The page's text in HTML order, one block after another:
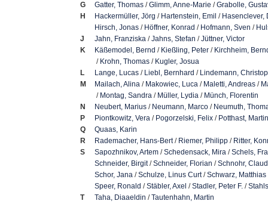
G
Gatter, Thomas /Glimm, Anne-Marie /Grabolle,
H
Hackermüller, Jörg / Hartenstein, Emil / Hasenclever,
Hirsch, Jonas / Höffner, Konrad / Hofmann, Sven /
J
Jahn, Franziska /Jahns, Stefan /Jüttner, Victor
K
Käßemodel, Bernd / Kießling, Peter / Kirchheim,
/ Krohn, Thomas / Kugler, Josua
L
Lange, Lucas / Liebl, Bernhard / Lindemann,
M
Mailach, Alina / Makowiec, Luca / Maletti, Andreas /
/ Montag, Sandra / Müller, Lydia / Münch, Florentin
N
Neubert, Marius / Neumann, Marco / Neumuth,
P
Piontkowitz, Vera / Pogorzelski, Felix / Potthast,
Q
Quaas, Karin
R
Rademacher, Hans-Bert/ Riemer, Philipp / Ritter,
S
Sapozhnikov, Artem /Schedensack, Mira /Schels,
Schneider, Birgit/Schneider, Florian /Schnohr,
Schor, Jana /Schulze, Linus Curt/Schwarz, Matthias
Speer, Ronald /Stäbler, Axel /Stadler, Peter F. /
T
Taha, Diaaeldin /Tautenhahn, Martin